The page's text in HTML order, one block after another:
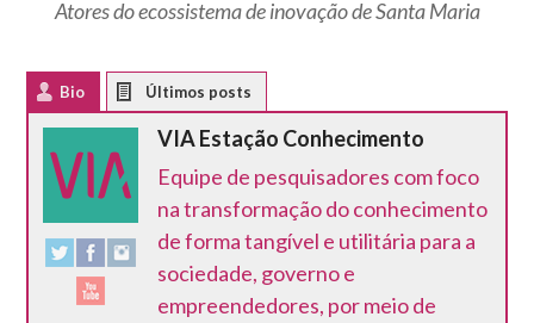
Atores do ecossistema de inovação de Santa Maria
Bio
VIA Estação Conhecimento
Equipe de pesquisadores com foco
na transformação do conhecimento
de forma tangível e utilitária para a
sociedade, governo e
empreendedores, por meio de